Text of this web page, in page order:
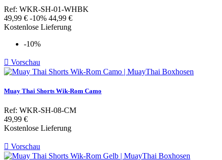
Ref: WKR-SH-01-WHBK
Verkaufspreis
49,99 € -10% Preis
44,99 €
Kostenlose Lieferung
-10%
 Vorschau
Muay Thai Shorts Wik-Rom Camo
Ref: WKR-SH-08-CM
Preis
49,99 €
Kostenlose Lieferung
 Vorschau